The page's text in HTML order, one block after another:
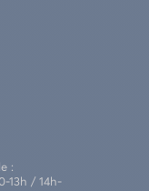
:
13h / 14h-